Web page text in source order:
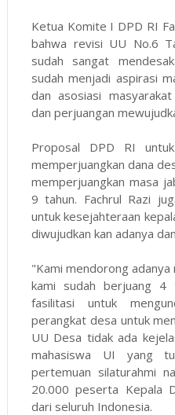
Ketua Komite I DPD RI
bahwa revisi UU No.6
sudah sangat
sudah menjadi aspirasi
dan asosiasi
dan perjuangan
Proposal DPD RI
memperjuangkan dana
memperjuangkan masa
9 tahun. Fachrul Razi
untuk kesejahteraan
diwujudkan kan adanya
"Kami mendorong
kami sudah berjuang 4
fasilitasi untuk
perangkat desa untuk
UU Desa tidak ada
mahasiswa UI yang
pertemuan silaturahmi
20.000 peserta Kepala
dari seluruh Indonesia.